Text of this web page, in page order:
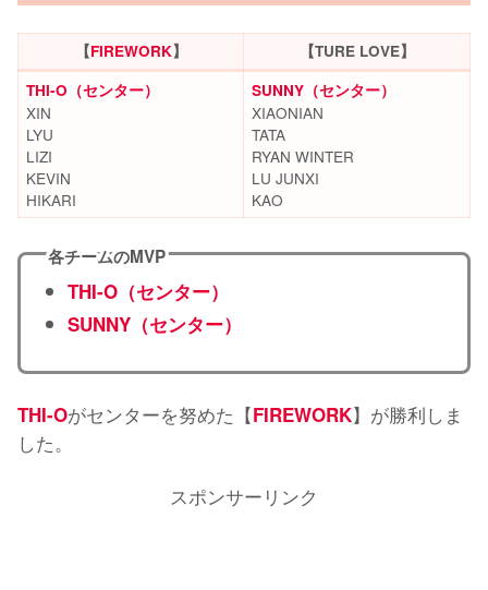
【FIREWORK】
【TURE LOVE】
THI-O（センター）
XIN
LYU
LIZI
KEVIN
HIKARI
SUNNY（センター）
XIAONIAN
TATA
RYAN WINTER
LU JUNXI
KAO
各チームのMVP
THI-O（センター）
SUNNY（センター）
THI-Oがセンターを努めた【FIREWORK】が勝利しま
した。
スポンサーリンク